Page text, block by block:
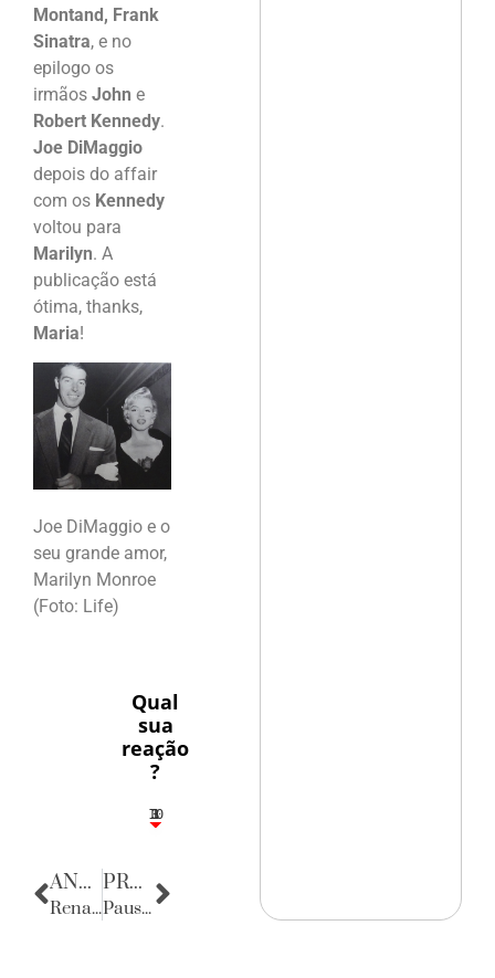
Montand, Frank
Sinatra, e no
epilogo os
irmãos John e
Robert Kennedy.
Joe DiMaggio
depois do affair
com os Kennedy
voltou para
Marilyn. A
publicação está
ótima, thanks,
Maria!
Joe DiMaggio e o
seu grande amor,
Marilyn Monroe
(Foto: Life)
Qual
sua
reação
?
3
1
1
3
10
ANTERIOR
Renato, Daniela & Madre Deus
PRÓXIMA
Pausa Poética